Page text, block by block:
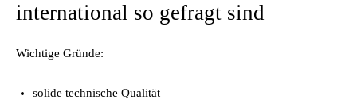
international so gefragt sind
Wichtige Gründe:
solide technische Qualität